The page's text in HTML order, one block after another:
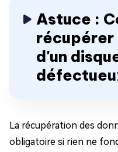
Astuce :
récupérer
d'un
La récupération des
obligatoire si rien ne